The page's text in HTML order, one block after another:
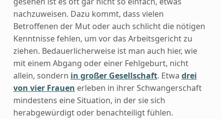
nachzuweisen. Dazu kommt, dass vielen
Betroffenen der Mut oder auch schlicht die nötigen
Kenntnisse fehlen, um vor das Arbeitsgericht zu
ziehen. Bedauerlicherweise ist man auch hier, wie
mit einem Abgang oder einer Fehlgeburt, nicht
allein, sondern in großer Gesellschaft. Etwa drei
von vier Frauen erleben in ihrer Schwangerschaft
mindestens eine Situation, in der sie sich
herabgewürdigt oder benachteiligt fühlen.